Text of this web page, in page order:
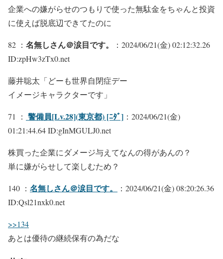
企業への嫌がらせのつもりで使った無駄金をちゃんと投資
に使えば脱底辺できてたのに
82 ： 名無しさん＠涙目です。
：2024/06/21(金) 02:12:32.26
ID:zpHw3zTx0.net
藤井聡太「どーも世界自閉症デー
イメージキャラクターです」
71 ： 警備員[Lv.28](東京都) [ﾆﾀﾞ] ：2024/06/21(金)
01:21:44.64 ID:gInMGULJ0.net
株買った企業にダメージ与えてなんの得があんの？
単に嫌がらせして楽しむため？
140 ： 名無しさん＠涙目です。
：2024/06/21(金) 08:20:26.36
ID:Qsl21nxk0.net
>>134
あとは優待の継続保有の為だな